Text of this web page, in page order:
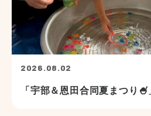
2026.08.02
「宇部＆恩田合同夏まつり🍧